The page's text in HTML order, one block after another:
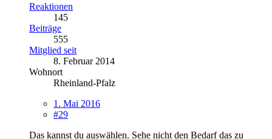
Reaktionen
145
Beiträge
555
Mitglied seit
8. Februar 2014
Wohnort
Rheinland-Pfalz
1. Mai 2016
#29
Das kannst du auswählen. Sehe nicht den Bedarf das zu